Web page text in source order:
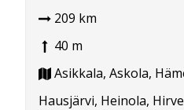
209 km
40 m
Asikkala, Askola,
Hausjärvi, Heinola,